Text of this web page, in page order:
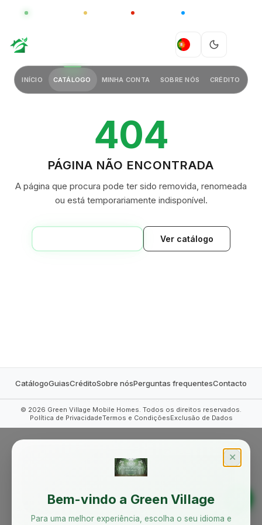
CHINA
PT
INÍCIO CATÁLOGO MINHA CONTA SOBRE NÓS CRÉDITO
404
PÁGINA NÃO ENCONTRADA
A página que procura pode ter sido removida, renomeada
ou está temporariamente indisponível.
Ver catálogo
CatálogoGuiasCréditoSobre nósPerguntas frequentesContacto
© 2026 Green Village Mobile Homes. Todos os direitos reservados.
Política de PrivacidadeTermos e CondiçõesExclusão de Dados
✕
Bem-vindo a Green Village
Para uma melhor experiência, escolha o seu idioma e